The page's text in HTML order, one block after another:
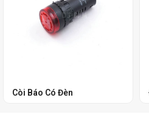
Còi Báo Có Đèn